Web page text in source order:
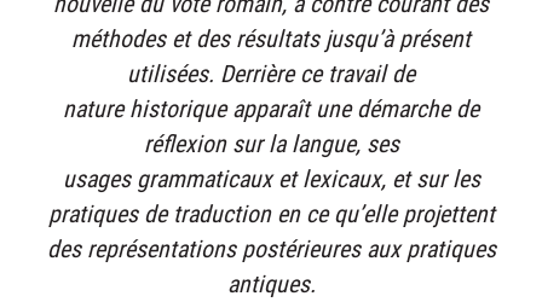
méthodes et des résultats jusqu’à présent
utilisées. Derrière ce travail de
nature historique apparaît une démarche de
réflexion sur la langue, ses
usages grammaticaux et lexicaux, et sur les
pratiques de traduction en ce qu’elle projettent
des représentations postérieures aux pratiques
antiques.